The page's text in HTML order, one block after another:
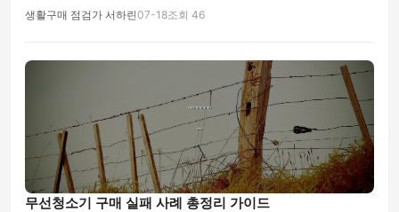
생활구매 점검가 서하린07-18조회 46
무선청소기 구매 실패 사례 총정리 가이드